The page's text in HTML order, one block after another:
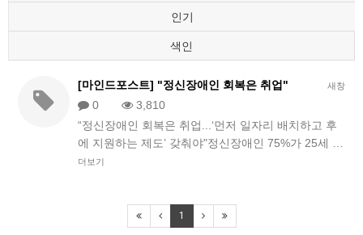
인기
색인
새창
[마인드포스트] "정신장애인 회복은 취업"
0
3,810
“정신장애인 회복은 취업...‘먼저 일자리 배치하고 후
에 지원하는 제도’ 갖춰야"정신장애인 75%가 25세 …
더보기
1